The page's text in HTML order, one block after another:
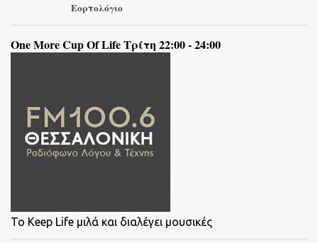
Εορτολόγιο
One More Cup Of Life Τρίτη 22:00 - 24:00
To Keep Life μιλά και διαλέγει μουσικές